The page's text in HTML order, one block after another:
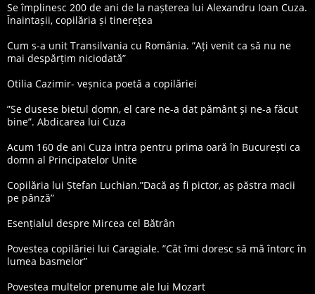
Se împlinesc 200 de ani de la nașterea lui Alexandru Ioan Cuza.
Înaintașii, copilăria și tinerețea
Cum s-a unit Transilvania cu România. ”Ați venit ca să nu ne
mai despărțim niciodată”
Otilia Cazimir- veșnica poetă a copilăriei
”Se dusese bietul domn, el care ne-a dat pământ și ne-a făcut
bine”. Abdicarea lui Cuza
Acum 160 de ani Cuza intra pentru prima oară în București ca
domn al Principatelor Unite
Copilăria lui Ștefan Luchian.”Dacă aș fi pictor, aș păstra macii
pe pânză”
Esențialul despre Mircea cel Bătrân
Povestea copilăriei lui Caragiale. ”Cât îmi doresc să mă întorc în
lumea basmelor”
Povestea multelor prenume ale lui Mozart